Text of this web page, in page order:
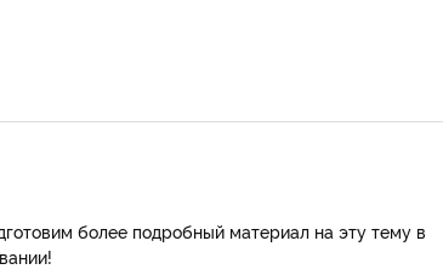
более подробный материал на эту тему в